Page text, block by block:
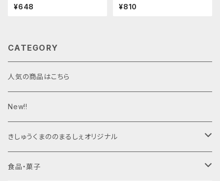
¥648 ¥810
CATEGORY
人気の商品はこちら
New!!
きしゅうくまののまるしぇオリジナル
ジャム
食品・菓子